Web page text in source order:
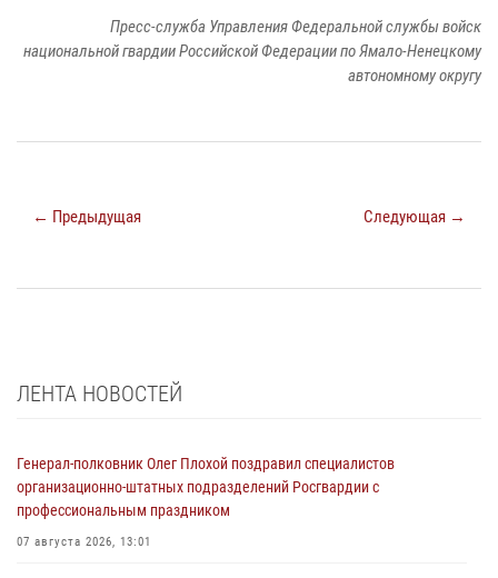
Пресс-служба Управления Федеральной службы войск
национальной гвардии Российской Федерации по Ямало-Ненецкому
автономному округу
← Предыдущая Следующая →
ЛЕНТА НОВОСТЕЙ
Генерал-полковник Олег Плохой поздравил специалистов
организационно-штатных подразделений Росгвардии с
профессиональным праздником
07 августа 2026, 13:01